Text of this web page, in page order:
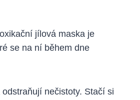
jílová maska je
se na ní během dne
nečistoty. Stačí si